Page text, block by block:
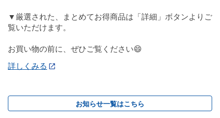
▼厳選された、まとめてお得商品は「詳細」ボタンよりご
覧いただけます。
お買い物の前に、ぜひご覧ください😄
詳しくみる
お知らせ一覧はこちら